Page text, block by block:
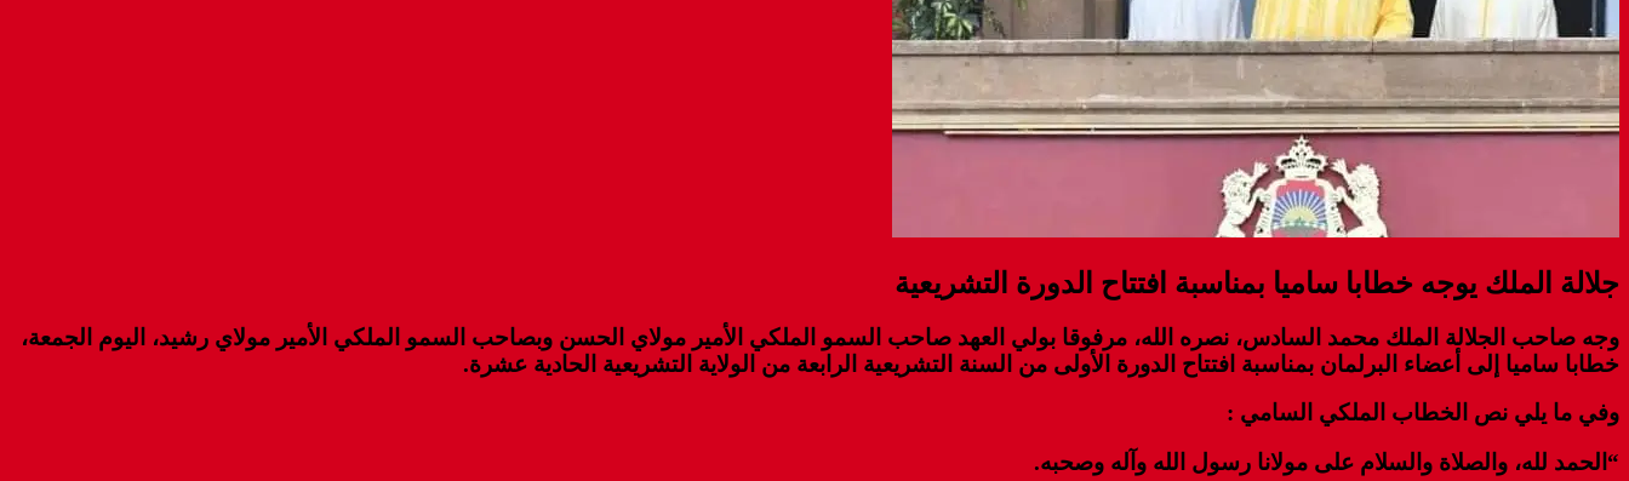
جلالة الملك يوجه خطابا ساميا بمناسبة افتتاح الدورة التشريعية
وجه صاحب الجلالة الملك محمد السادس، نصره الله، مرفوقا بولي العهد صاحب السمو الملكي الأمير مولاي الحسن وبصاحب السمو الملكي الأمير مولاي رشيد، اليوم الجمعة،
خطابا ساميا إلى أعضاء البرلمان بمناسبة افتتاح الدورة الأولى من السنة التشريعية الرابعة من الولاية التشريعية الحادية عشرة.
وفي ما يلي نص الخطاب الملكي السامي :
“الحمد لله، والصلاة والسلام على مولانا رسول الله وآله وصحبه.